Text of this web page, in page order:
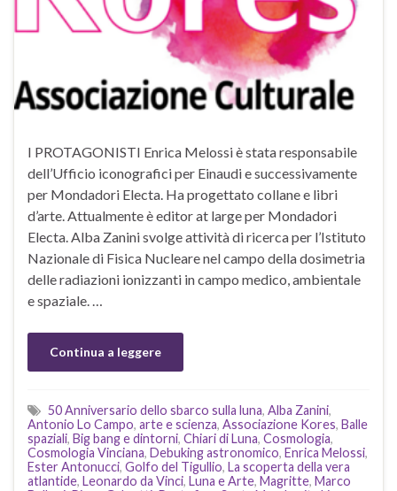
I PROTAGONISTI Enrica Melossi ‍è stata responsabile
dell’Ufficio iconografici per Einaudi e successivamente
per Mondadori Electa. Ha progettato collane e libri
d’arte. Attualmente è editor at large per Mondadori
Electa. Alba Zanini ‍svolge attività di ricerca per l’Istituto
Nazionale di Fisica Nucleare nel campo della dosimetria
delle radiazioni ionizzanti in campo medico, ambientale
e spaziale. …
Continua a leggere
50 Anniversario dello sbarco sulla luna, Alba Zanini,
Antonio Lo Campo, arte e scienza, Associazione Kores, Balle
spaziali, Big bang e dintorni, Chiari di Luna, Cosmologia,
Cosmologia Vinciana, Debuking astronomico, Enrica Melossi,
Ester Antonucci, Golfo del Tigullio, La scoperta della vera
atlantide, Leonardo da Vinci, Luna e Arte, Magritte, Marco